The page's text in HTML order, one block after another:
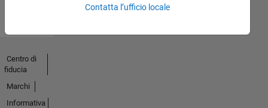
Contatta l’ufficio locale
Centro di
fiducia
Marchi
Informativa